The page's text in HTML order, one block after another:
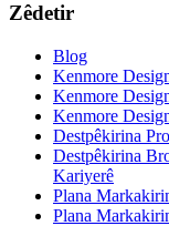
Zêdetir
Blog
Kenmore
Kenmore
Kenmore
Destpêkirina
Destpêkirina
Kariyerê
Plana
Plana